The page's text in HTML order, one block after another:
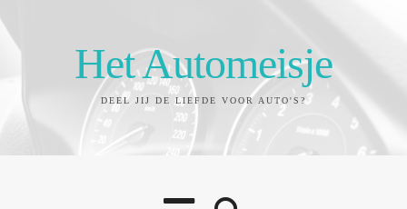
Het Automeisje
DEEL JIJ DE LIEFDE VOOR AUTO'S?